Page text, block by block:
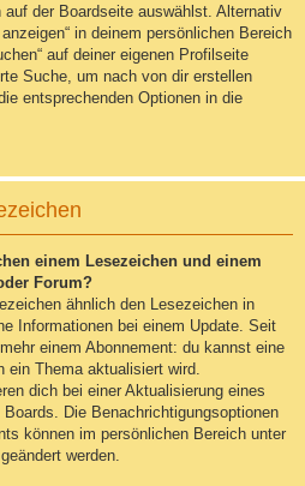
auf der Boardseite auswählst. Alternativ
in deinem persönlichen Bereich
auf deiner eigenen Profilseite
Suche, um nach von dir erstellen
entsprechenden Optionen in die
einem Lesezeichen und einem
Forum?
ähnlich den Lesezeichen in
Informationen bei einem Update. Seit
einem Abonnement: du kannst eine
ein Thema aktualisiert wird.
dich bei einer Aktualisierung eines
Die Benachrichtigungsoptionen
können im persönlichen Bereich unter
werden.